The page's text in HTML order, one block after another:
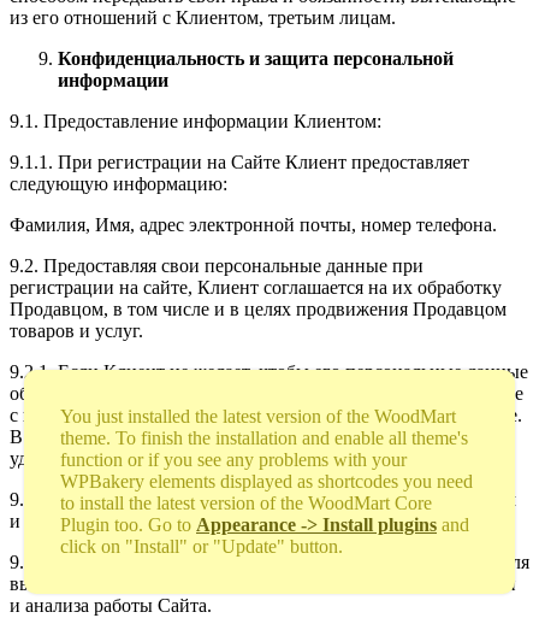
из его отношений с Клиентом, третьим лицам.
Конфиденциальность и защита персональной
информации
9.1. Предоставление информации Клиентом:
9.1.1. При регистрации на Сайте Клиент предоставляет
следующую информацию:
Фамилия, Имя, адрес электронной почты, номер телефона.
9.2. Предоставляя свои персональные данные при
регистрации на сайте, Клиент соглашается на их обработку
Продавцом, в том числе и в целях продвижения Продавцом
товаров и услуг.
9.2.1. Если Клиент не желает, чтобы его персональные данные
обрабатывались, то он должен обратиться в Службу по работе
с клиентами Продавца через форму Обратной связи на Сайте.
В таком случае вся полученная от Клиента информация
удаляется из клиентской базы Продавца.
9.3. Использование информации предоставленной Клиентом
и получаемой Продавцом.
9.3.1 Продавец использует информацию Клиента на Сайте для
выполнения своих обязательств перед Клиентом; для оценки
и анализа работы Сайта.
You just installed the latest version of the WoodMart
theme. To finish the installation and enable all theme's
function or if you see any problems with your
WPBakery elements displayed as shortcodes you need
to install the latest version of the WoodMart Core
Plugin too. Go to Appearance -> Install plugins and
click on "Install" or "Update" button.